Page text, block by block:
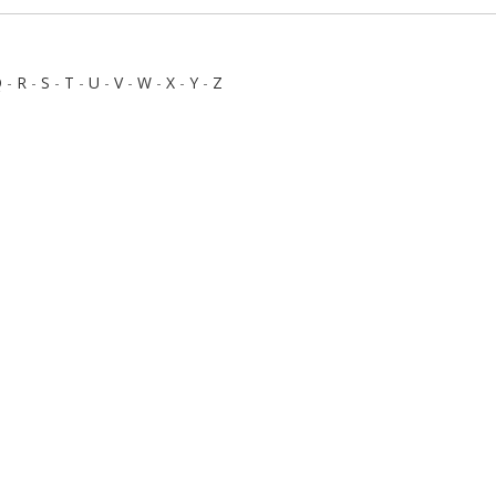
- R - S - T - U - V- W - X - Y - Z